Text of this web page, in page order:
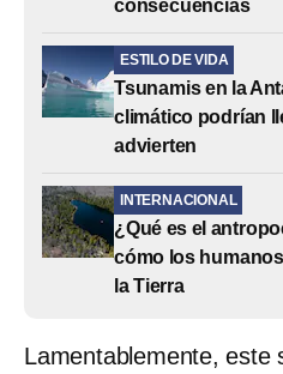
consecuencias
ESTILO DE VIDA
Tsunamis en la
climático podrían
advierten
INTERNACIONAL
¿Qué es el
cómo los
la Tierra
Lamentablemente, este